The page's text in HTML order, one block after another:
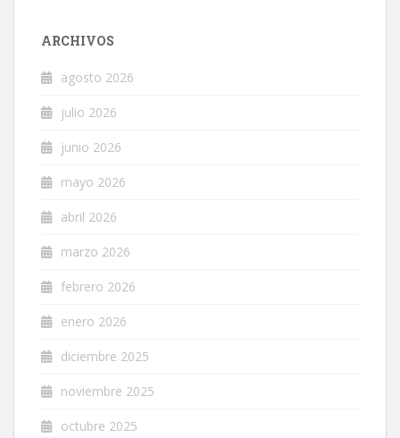
ARCHIVOS
agosto 2026
julio 2026
junio 2026
mayo 2026
abril 2026
marzo 2026
febrero 2026
enero 2026
diciembre 2025
noviembre 2025
octubre 2025